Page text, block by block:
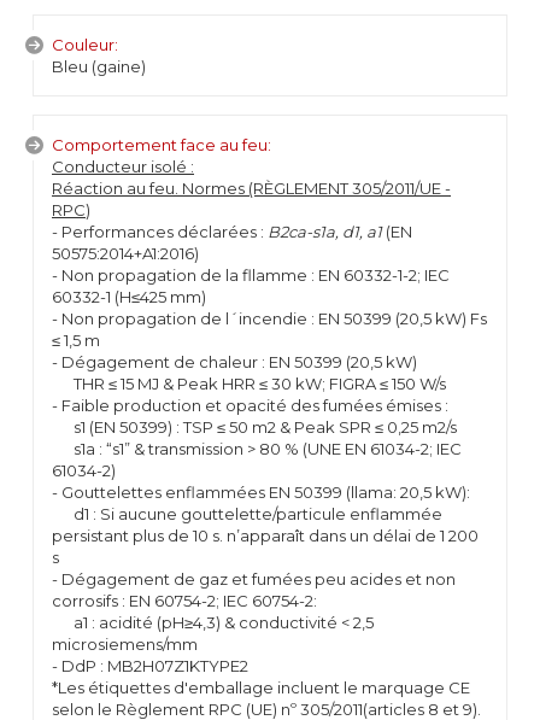
Couleur:
Bleu (gaine)
Comportement face au feu:
Conducteur isolé :
Réaction au feu. Normes (RÈGLEMENT 305/2011/UE -
RPC)
- Performances déclarées : B2ca-s1a, d1, a1(EN
50575:2014+A1:2016)
- Non propagation de la fllamme : EN 60332-1-2; IEC
60332-1 (H≤425 mm)
- Non propagation de l´incendie : EN 50399 (20,5 kW) Fs
≤ 1,5 m
- Dégagement de chaleur : EN 50399 (20,5 kW)
THR ≤ 15 MJ & Peak HRR ≤ 30 kW; FIGRA ≤ 150 W/s
- Faible production et opacité des fumées émises :
s1 (EN 50399) : TSP ≤ 50 m2 & Peak SPR ≤ 0,25 m2/s
s1a : “s1” & transmission > 80 % (UNE EN 61034-2; IEC
61034-2)
- Gouttelettes enflammées EN 50399 (llama: 20,5 kW):
d1 : Si aucune gouttelette/particule enflammée
persistant plus de 10 s. n’apparaît dans un délai de 1 200
s
- Dégagement de gaz et fumées peu acides et non
corrosifs : EN 60754-2; IEC 60754-2:
a1 : acidité (pH≥4,3) & conductivité < 2,5
microsiemens/mm
- DdP : MB2H07Z1KTYPE2
*Les étiquettes d'emballage incluent le marquage CE
selon le Règlement RPC (UE) nº 305/2011(articles 8 et 9).